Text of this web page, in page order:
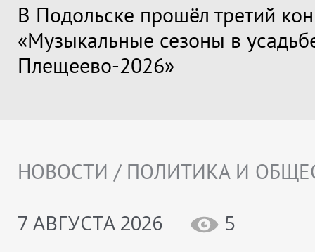
В Подольске прошёл третий
«Музыкальные сезоны в
Плещеево-2026»
НОВОСТИ / ПОЛИТИКА И
7 АВГУСТА 2026
5